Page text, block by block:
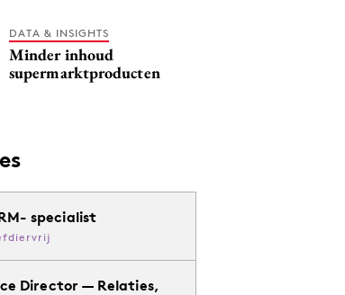
DATA & INSIGHTS
Minder inhoud
supermarktproducten
specialist
Director — Relaties,